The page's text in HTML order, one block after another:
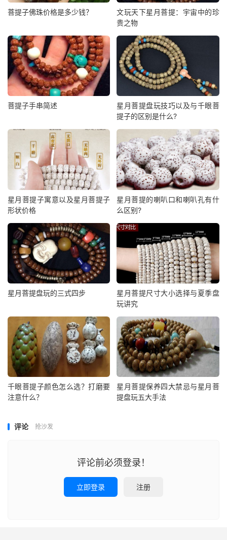
菩提子佛珠价格是多少钱？
文玩天下星月菩提：宇宙中的珍
贵之物
菩提子手串简述
星月菩提盘玩技巧以及与千眼菩
提子的区别是什么?
星月菩提子寓意以及星月菩提子
形状价格
星月菩提的喇叭口和喇叭孔有什
么区别?
星月菩提盘玩的三式四步
星月菩提尺寸大小选择与夏季盘
玩讲究
千眼菩提子颜色怎么选？打磨要
注意什么？
星月菩提保养四大禁忌与星月菩
提盘玩五大手法
评论 抢沙发
评论前必须登录！
立即登录 注册